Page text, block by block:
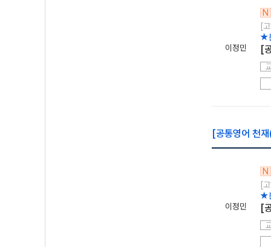
이정민
N
[
★
[
[공통영어 천
이정민
N
[
★
[